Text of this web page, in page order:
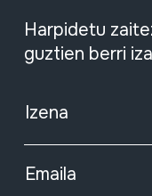
Harpidetu
guztien berri
Izena
Emaila